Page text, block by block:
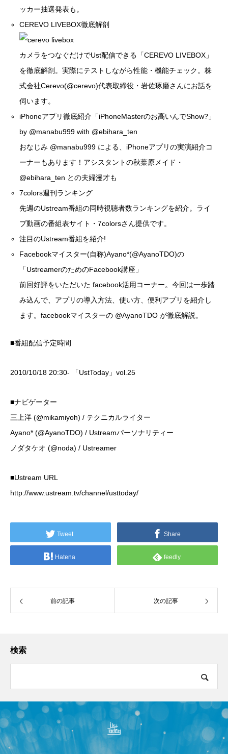
ッカー抽選発表も。
CEREVO LIVEBOX徹底解剖
カメラをつなぐだけでUst配信できる「CEREVO LIVEBOX」
を徹底解剖。実際にテストしながら性能・機能チェック。株
式会社Cerevo(@cerevo)代表取締役・岩佐琢磨さんにお話を
伺います。
iPhoneアプリ徹底紹介「iPhoneMasterのお高いんでShow?」
by @manabu999 with @ebihara_ten
おなじみ @manabu999 による、iPhoneアプリの実演紹介コ
ーナーもあります！アシスタントの秋葉原メイド・
@ebihara_ten との夫婦漫才も
7colors週刊ランキング
先週のUstream番組の同時視聴者数ランキングを紹介。ライ
ブ動画の番組表サイト・7colorsさん提供です。
注目のUstream番組を紹介!
Facebookマイスター(自称)Ayano*(@AyanoTDO)の
「UstreamerのためのFacebook講座」
前回好評をいただいた facebook活用コーナー。今回は一歩踏
み込んで、アプリの導入方法、使い方、便利アプリを紹介し
ます。facebookマイスターの @AyanoTDO が徹底解説。
■番組配信予定時間
2010/10/18 20:30- 「UstToday」vol.25
■ナビゲーター
三上洋 (@mikamiyoh) / テクニカルライター
Ayano* (@AyanoTDO) / Ustreamパーソナリティー
ノダタケオ (@noda) / Ustreamer
■Ustream URL
http://www.ustream.tv/channel/usttoday/
Tweet Share
Hatena feedly
前の記事 次の記事
検索